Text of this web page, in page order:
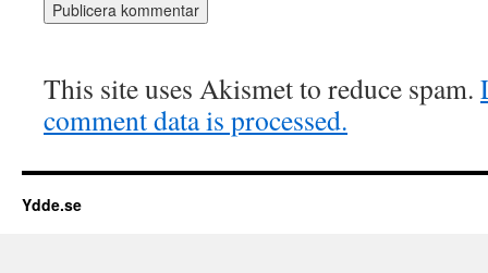
This site uses Akismet to reduce spam.
comment data is processed.
Ydde.se